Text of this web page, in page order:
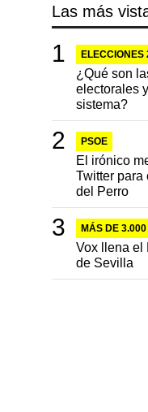
Las más
ELECCIONES
¿Qué son
electorales
sistema?
PSOE
El irónico
Twitter para
del Perro
MÁS DE
Vox llena el
de Sevilla